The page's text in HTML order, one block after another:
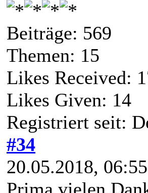
Beiträge: 569
Themen: 15
Likes Received:
Likes Given: 14
Registriert seit:
#34
20.05.2018, 06:55